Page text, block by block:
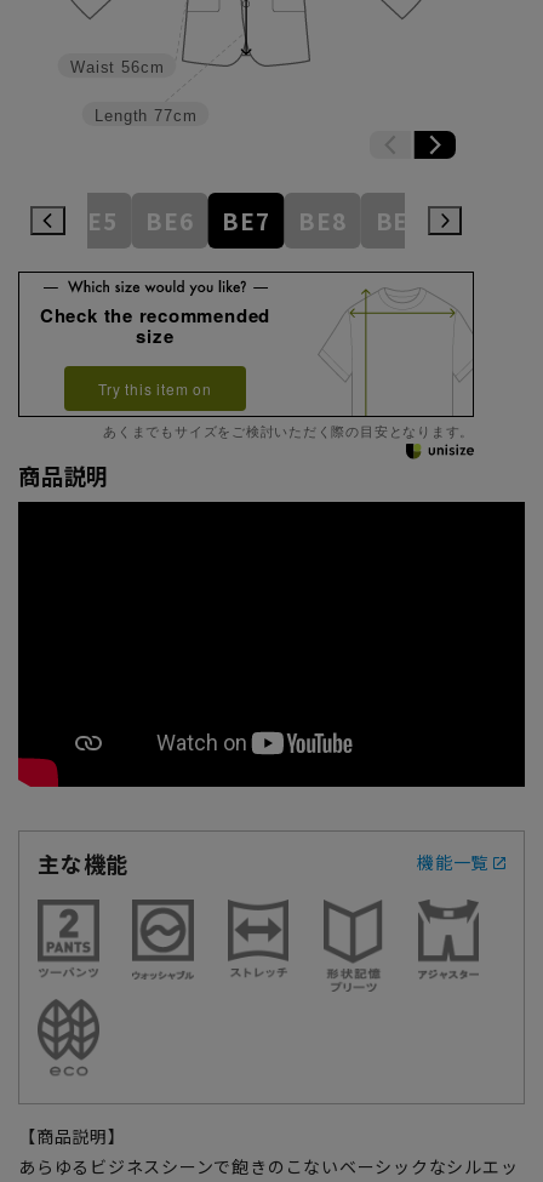
Length 77cm
Waist 56cm
BE5 BE6 BE7 BE8 BE9 BE10
Check the recommended
size
Try this item on
あくまでもサイズをご検討いただく際の目安となります。
商品説明
主な機能 機能一覧
【商品説明】
あらゆるビジネスシーンで飽きのこないベーシックなシルエッ